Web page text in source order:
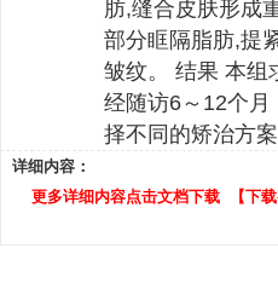
肪,缝合皮肤形成
部分眶隔脂肪,提
皱纹。 结果 本组
经随访6～12个
择不同的矫治方
详细内容：
更多详细内容点击文档下载 【下载